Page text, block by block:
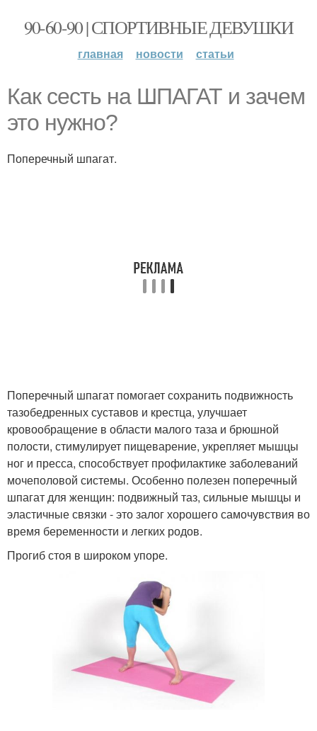
90-60-90 | СПОРТИВНЫЕ ДЕВУШКИ
главная новости статьи
Как сесть на ШПАГАТ и зачем
это нужно?
Поперечный шпагат.
Поперечный шпагат помогает сохранить подвижность
тазобедренных суставов и крестца, улучшает
кровообращение в области малого таза и брюшной
полости, стимулирует пищеварение, укрепляет мышцы
ног и пресса, способствует профилактике заболеваний
мочеполовой системы. Особенно полезен поперечный
шпагат для женщин: подвижный таз, сильные мышцы и
эластичные связки - это залог хорошего самочувствия во
время беременности и легких родов.
Прогиб стоя в широком упоре.